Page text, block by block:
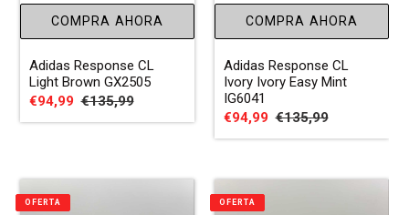
COMPRA AHORA
Adidas Response CL
Light Brown GX2505
Precio
de
€94,99 Precio
habitual
€135,99
COMPRA AHORA
Adidas Response CL
Ivory Ivory Easy Mint
IG6041
Precio
de
€94,99 Precio
habitual
€135,99
OFERTA OFERTA